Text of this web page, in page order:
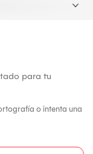
para tu
o intenta una